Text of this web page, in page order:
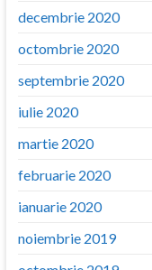
decembrie 2020
octombrie 2020
septembrie 2020
iulie 2020
martie 2020
februarie 2020
ianuarie 2020
noiembrie 2019